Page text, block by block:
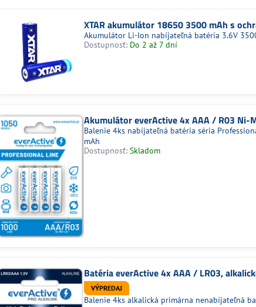
XTAR akumulátor 18650 3500 mAh s
Akumulátor Li-Ion nabíjateľná batéria 3.6V
Dostupnosť: Do 2 až 7 dní
Akumulátor everActive 4x AAA / R03 Ni-
Balenie 4ks nabíjateľná batéria séria
mAh
Dostupnosť: Skladom
Batéria everActive 4x AAA / LR03,
VÝPREDAJ
Balenie 4ks alkalická primárna nenabíjateľná